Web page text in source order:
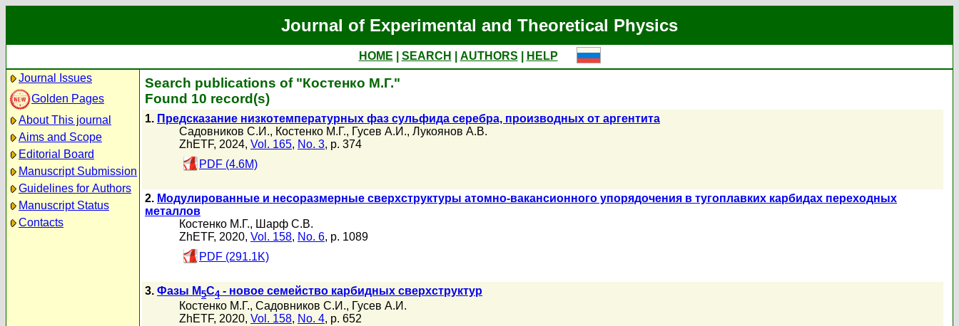
Journal of Experimental and Theoretical Physics
HOME SEARCH AUTHORS
HELP
Journal Issues
Golden Pages
About This journal
Aims and Scope
Editorial Board
Manuscript Submission
Guidelines for Authors
Manuscript Status
Contacts
Search publications of "Костенко М.Г."
Found 10 record(s)
1. Предсказание низкотемпературных фаз сульфида серебра, производных от аргентита
Садовников С.И., Костенко М.Г., Гусев А.И., Лукоянов А.В.
ZhETF, 2024, Vol. 165, No. 3, p. 374
PDF (4.6M)
2. Модулированные и несоразмерные сверхструктуры атомно-вакансионного упорядочения в тугоплавких карбидах переходных
металлов
Костенко М.Г., Шарф С.В.
ZhETF, 2020, Vol. 158, No. 6, p. 1089
PDF (291.1K)
3. Фазы M5C4 - новое семейство карбидных сверхструктур
Костенко М.Г., Садовников С.И., Гусев А.И.
ZhETF, 2020, Vol. 158, No. 4, p. 652